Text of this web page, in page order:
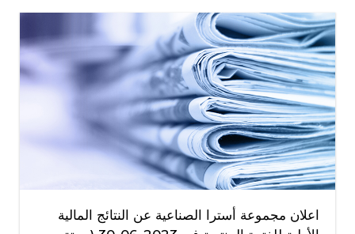
اعلان مجموعة أسترا الصناعية عن النتائج المالية